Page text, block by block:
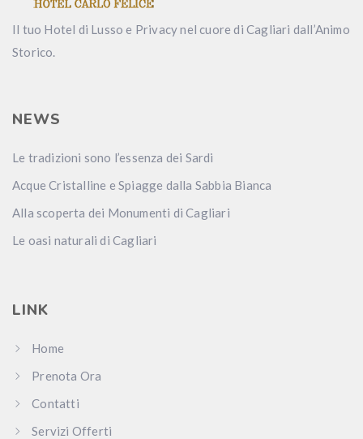
Il tuo Hotel di Lusso e Privacy nel cuore di Cagliari dall’Animo
Storico.
NEWS
Le tradizioni sono l’essenza dei Sardi
Acque Cristalline e Spiagge dalla Sabbia Bianca
Alla scoperta dei Monumenti di Cagliari
Le oasi naturali di Cagliari
LINK
Home
Prenota Ora
Contatti
Servizi Offerti